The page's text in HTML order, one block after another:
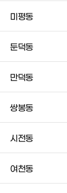
미평동
둔덕동
만덕동
쌍봉동
시전동
여천동